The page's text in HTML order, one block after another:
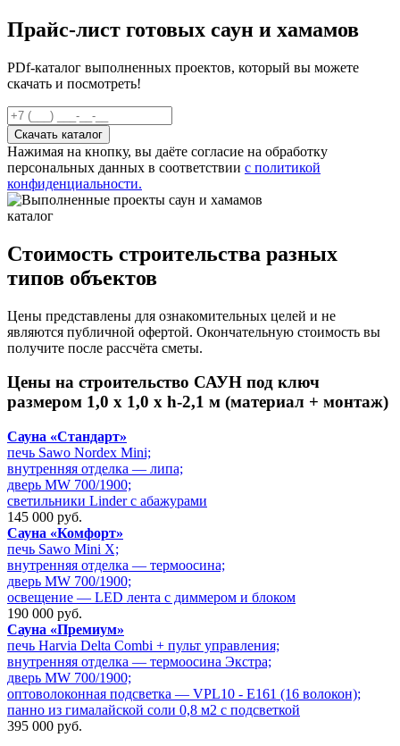
Прайс-лист готовых саун и хамамов
PDf-каталог выполненных проектов, который вы можете
скачать и посмотреть!
Нажимая на кнопку, вы даёте согласие на обработку
персональных данных в соответствии с политикой
конфиденциальности.
каталог
Стоимость строительства разных
типов объектов
Цены представлены для ознакомительных целей и не
являются публичной офертой. Окончательную стоимость вы
получите после рассчёта сметы.
Цены на строительство САУН под ключ
размером 1,0 х 1,0 х h-2,1 м (материал + монтаж)
Сауна «Стандарт»
печь Sawo Nordex Mini;
внутренняя отделка — липа;
дверь MW 700/1900;
светильники Linder с абажурами
145 000 руб.
Сауна «Комфорт»
печь Sawo Mini X;
внутренняя отделка — термоосина;
дверь MW 700/1900;
освещение — LED лента с диммером и блоком
190 000 руб.
Сауна «Премиум»
печь Harvia Delta Combi + пульт управления;
внутренняя отделка — термоосина Экстра;
дверь MW 700/1900;
оптоволоконная подсветка — VPL10 - E161 (16 волокон);
панно из гималайской соли 0,8 м2 с подсветкой
395 000 руб.